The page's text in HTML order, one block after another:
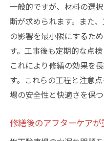
一般的ですが、材料の選
断が求められます。また
の影響を最小限にするた
す。工事後も定期的な点
これにより修繕の効果を
す。これらの工程と注意
場の安全性と快適さを保つ
修繕後のアフターケアが